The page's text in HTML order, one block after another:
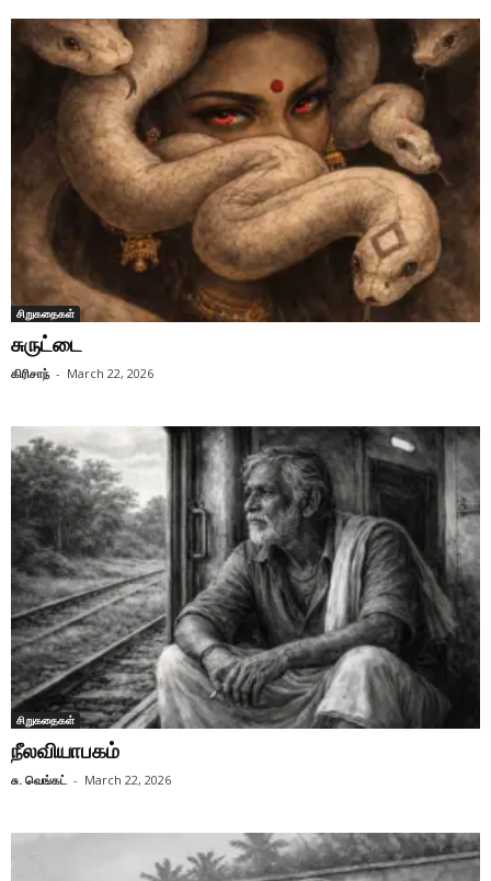
சிறுகதைகள்
சுருட்டை
கிரிசாந் - March 22, 2026
சிறுகதைகள்
நீலவியாபகம்
சு. வெங்கட் - March 22, 2026